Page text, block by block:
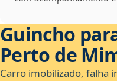
Guincho
Perto de
Carro imobilizado, falha